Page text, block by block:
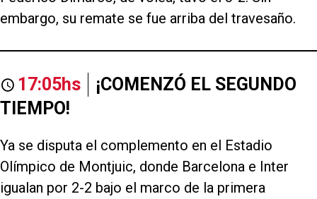
embargo, su remate se fue arriba del travesaño.
17:05hs
¡COMENZÓ EL SEGUNDO
TIEMPO!
Ya se disputa el complemento en el Estadio
Olímpico de Montjuic, donde Barcelona e Inter
igualan por 2-2 bajo el marco de la primera